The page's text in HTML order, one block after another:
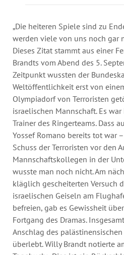
„Die heiteren Spiele sind zu
werden viele von uns noch gar
Dieses Zitat stammt aus einer
Brandts vom Abend des 5.
Zeitpunkt wussten der
Weltöffentlichkeit erst von
Olympiadorf von Terroristen
israelischen Mannschaft. Es
Trainer des Ringerteams. Dass
Yossef Romano bereits tot war
Schuss der Terroristen vor den
Mannschaftskollegen in der
wusste man noch nicht. Am
kläglich gescheiterten Versuch
israelischen Geiseln am
befreien, gab es Gewissheit
Fortgang des Dramas.
Anschlag des
überlebt. Willy Brandt notierte